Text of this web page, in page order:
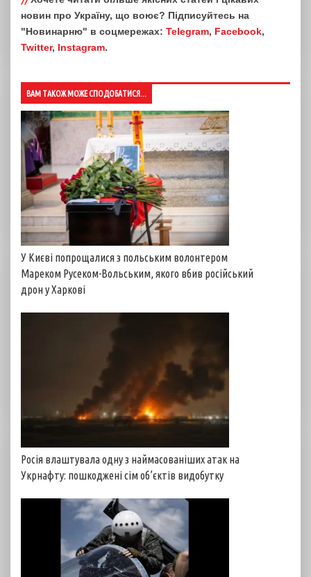
новин про Україну, що воює? Підписуйтесь на
"Новинарню" в соцмережах: Telegram, Facebook,
Twitter, Instagram.
ВАМ ТАКОЖ МОЖЕ СПОДОБАТИСЯ...
У Києві попрощалися з польським волонтером
Мареком Русеком-Вольським, якого вбив російський
дрон у Харкові
Росія влаштувала одну з наймасованіших атак на
Укрнафту: пошкоджені сім об’єктів видобутку